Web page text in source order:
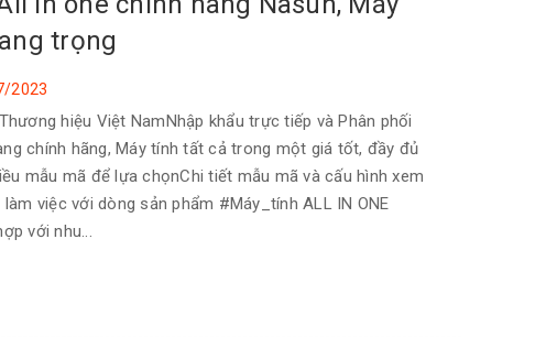
trọng
2023
hiệu Việt NamNhập khẩu trực tiếp và Phân phối
chính hãng, Máy tính tất cả trong một giá tốt, đầy đủ
mẫu mã để lựa chọnChi tiết mẫu mã và cấu hình xem
việc với dòng sản phẩm #Máy_tính ALL IN ONE
với nhu...